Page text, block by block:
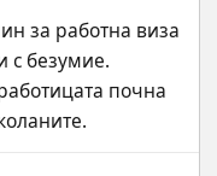
за работна виза
с безумие.
почна